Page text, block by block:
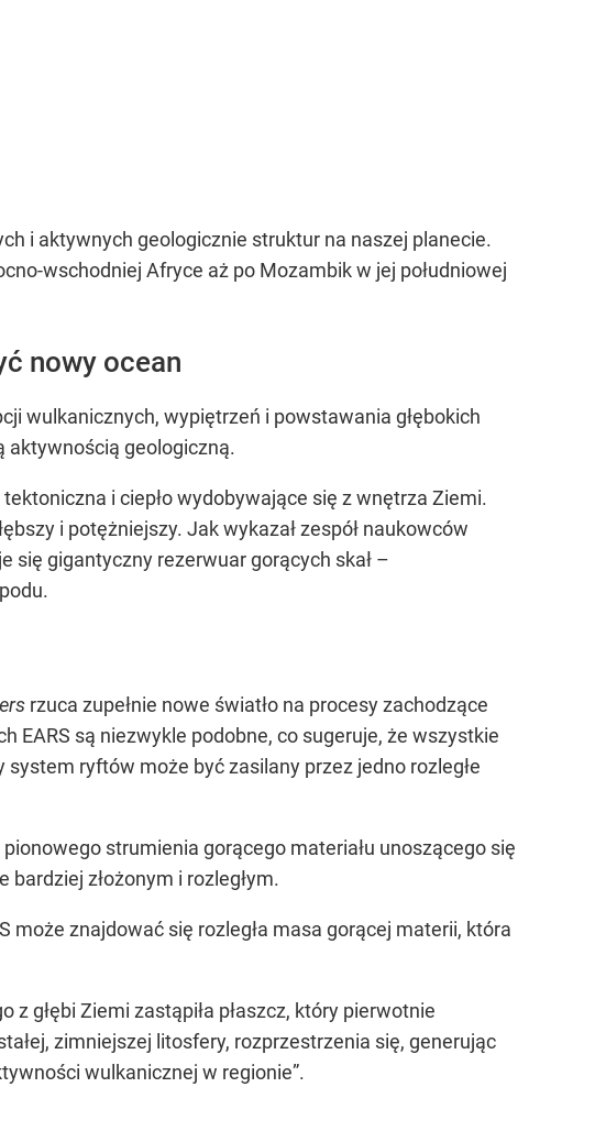
i aktywnych geologicznie struktur na naszej planecie.
wschodniej Afryce aż po Mozambik w jej południowej
nowy ocean
wulkanicznych, wypiętrzeń i powstawania głębokich
aktywnością geologiczną.
i ciepło wydobywające się z wnętrza Ziemi.
i potężniejszy. Jak wykazał zespół naukowców
się gigantyczny rezerwuar gorących skał –
rzuca zupełnie nowe światło na procesy zachodzące
EARS są niezwykle podobne, co sugeruje, że wszystkie
system ryftów może być zasilany przez jedno rozległe
strumienia gorącego materiału unoszącego się
złożonym i rozległym.
znajdować się rozległa masa gorącej materii, która
z głębi Ziemi zastąpiła płaszcz, który pierwotnie
zimniejszej litosfery, rozprzestrzenia się, generując
wulkanicznej w regionie”.